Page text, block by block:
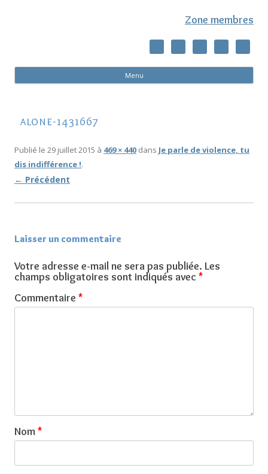
Zone membres
Menu
alone-1431667
Publié le 29 juillet 2015 à 469 × 440 dans Je parle de violence, tu
dis indifférence !.
← Précédent
Laisser un commentaire
Votre adresse e-mail ne sera pas publiée. Les
champs obligatoires sont indiqués avec *
Commentaire *
Nom*